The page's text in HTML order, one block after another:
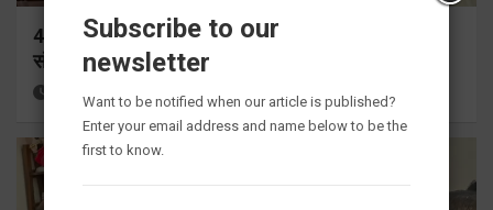
459 करोड़ से एचएनबी गढ़वाल विश्वविद्यालय में अनुसंधान
संरचना होगी सुदृढ
23 hours ago Viri Gairola
Subscribe to our
newsletter
Want to be notified when our article is published?
Enter your email address and name below to be the
first to know.